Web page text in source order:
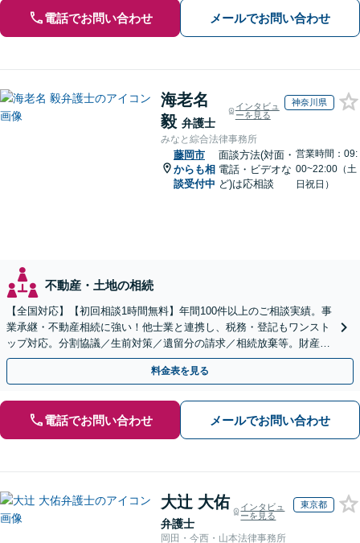
電話でお問い合わせ メールでお問い合わせ
海老名
毅 弁護士
インタビュ
ーを見る
神奈川県
みなと綜合法律事務所
藤岡市
からも相
談受付中
面談方法(対面・
電話・ビデオな
ど)は応相談
営業時間：09:
00~22:00（土
日祝日）
不動産・土地の相続
【全国対応】【初回相談1時間無料】年間100件以上のご相談実績。事
業承継・不動産相続に強い！他士業と連携し、税務・登記もワンスト
ップ対応。分割協議／生前対策／遺留分の請求／相続放棄等。財産の
徹底調査と粘り強い交渉により、最善の解決へ。
料金表を見る
電話でお問い合わせ メールでお問い合わせ
大辻 大佑
弁護士
インタビュ
ーを見る
東京都
岡田・今西・山本法律事務所